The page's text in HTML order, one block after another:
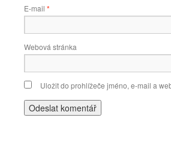
E-mail *
Webová stránka
Uložit do prohlížeče jméno, e-mail a